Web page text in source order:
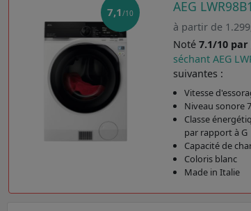
7,1 /10 AEG
à partir de
Noté 7.1/10
séchant AEG
suivantes :
Vitesse
Niveau sonore
Classe
par rapport à G
Capacité de
Coloris blanc
Made in Italie